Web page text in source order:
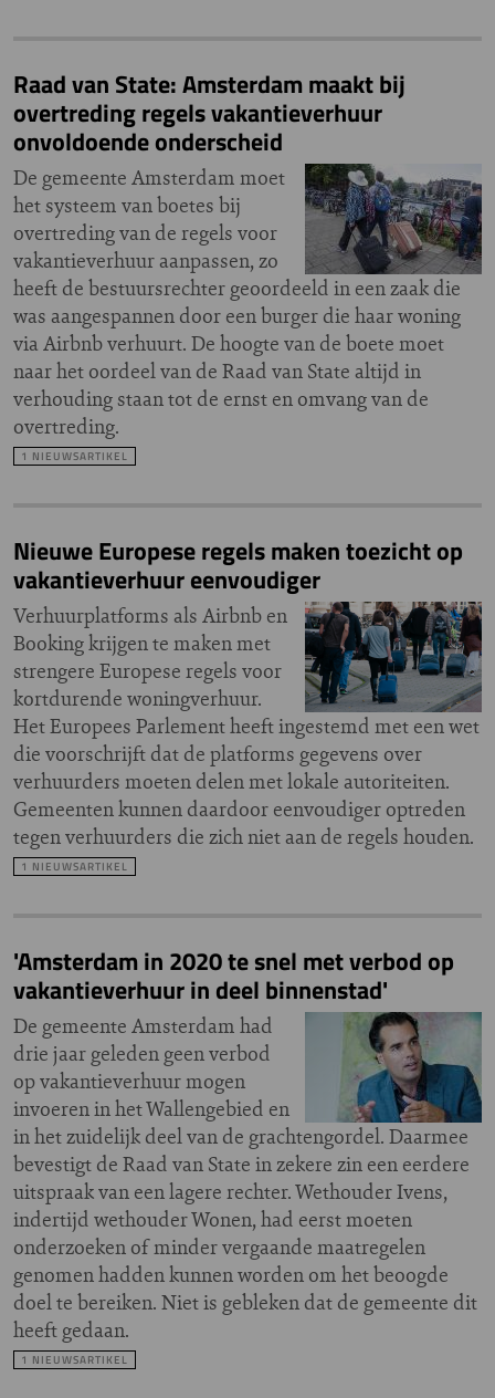
Raad van State: Amsterdam maakt bij
overtreding regels vakantieverhuur
onvoldoende onderscheid
De gemeente Amsterdam moet
het systeem van boetes bij
overtreding van de regels voor
vakantieverhuur aanpassen, zo
heeft de bestuursrechter geoordeeld in een zaak die
was aangespannen door een burger die haar woning
via Airbnb verhuurt. De hoogte van de boete moet
naar het oordeel van de Raad van State altijd in
verhouding staan tot de ernst en omvang van de
overtreding.
1 NIEUWSARTIKEL
Nieuwe Europese regels maken toezicht op
vakantieverhuur eenvoudiger
Verhuurplatforms als Airbnb en
Booking krijgen te maken met
strengere Europese regels voor
kortdurende woningverhuur.
Het Europees Parlement heeft ingestemd met een wet
die voorschrijft dat de platforms gegevens over
verhuurders moeten delen met lokale autoriteiten.
Gemeenten kunnen daardoor eenvoudiger optreden
tegen verhuurders die zich niet aan de regels houden.
1 NIEUWSARTIKEL
'Amsterdam in 2020 te snel met verbod op
vakantieverhuur in deel binnenstad'
De gemeente Amsterdam had
drie jaar geleden geen verbod
op vakantieverhuur mogen
invoeren in het Wallengebied en
in het zuidelijk deel van de grachtengordel. Daarmee
bevestigt de Raad van State in zekere zin een eerdere
uitspraak van een lagere rechter. Wethouder Ivens,
indertijd wethouder Wonen, had eerst moeten
onderzoeken of minder vergaande maatregelen
genomen hadden kunnen worden om het beoogde
doel te bereiken. Niet is gebleken dat de gemeente dit
heeft gedaan.
1 NIEUWSARTIKEL